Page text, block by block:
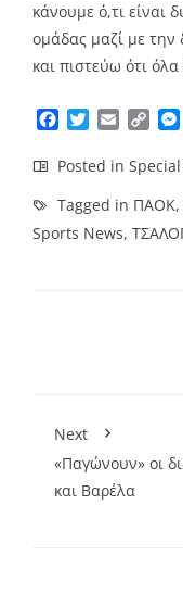
κάνουμε ό,τι είναι
ομάδας μαζί με την
και πιστεύω ότι
Facebook
TwitterEmailCopy
Posted in
Tagged in ΠΑΟΚ,
Sports News,
Next
«Παγώνουν» οι
και Βαρέλα